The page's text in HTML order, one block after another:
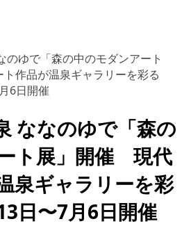
のゆで「森の中のモダンアート
作品が温泉ギャラリーを彩る
6日開催
ななのゆで「森の
ト展」開催 現代
泉ギャラリーを彩
日〜7月6日開催